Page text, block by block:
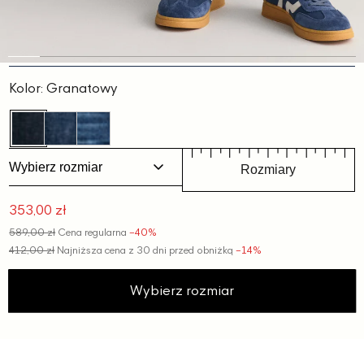
Slajd
Slajd
Slajd
Slajd
Slajd
Slajd
Slajd
Slajd
Slajd
Slajd
Slajd
Kolor:Granatowy
Wybierz rozmiar Rozmiary
Cena
promocyjna
353,00 zł
589,00 zł Cena regularna −40%
412,00 złNajniższa cena z 30 dni przed obniżką−14%
Wybierz rozmiar